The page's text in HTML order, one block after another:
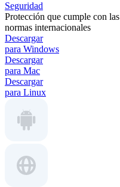
Seguridad
Protección que cumple con las
normas internacionales
Descargar
para Windows
Descargar
para Mac
Descargar
para Linux